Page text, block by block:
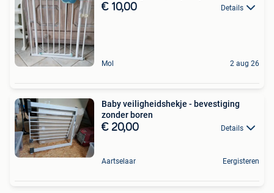
€ 10,00 Details
Mol 2 aug 26
Baby veiligheidshekje - bevestiging
zonder boren
€ 20,00 Details
Aartselaar Eergisteren